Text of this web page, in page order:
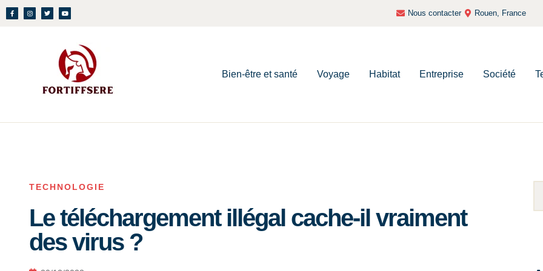
Nous contacter Rouen, France
Bien-être et santé Voyage Habitat Entreprise Société
TECHNOLOGIE
Le téléchargement illégal cache-il vraiment
des virus ?